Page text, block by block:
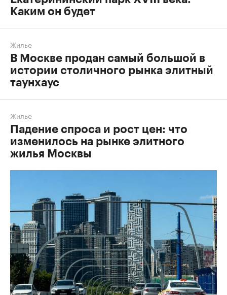
Каким он будет
Жилье
В Москве продан самый большой в
истории столичного рынка элитный
таунхаус
Жилье
Падение спроса и рост цен: что
изменилось на рынке элитного
жилья Москвы